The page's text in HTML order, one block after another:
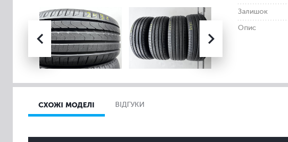
Залишок
Опис
СХОЖІ МОДЕЛІ ВІДГУКИ